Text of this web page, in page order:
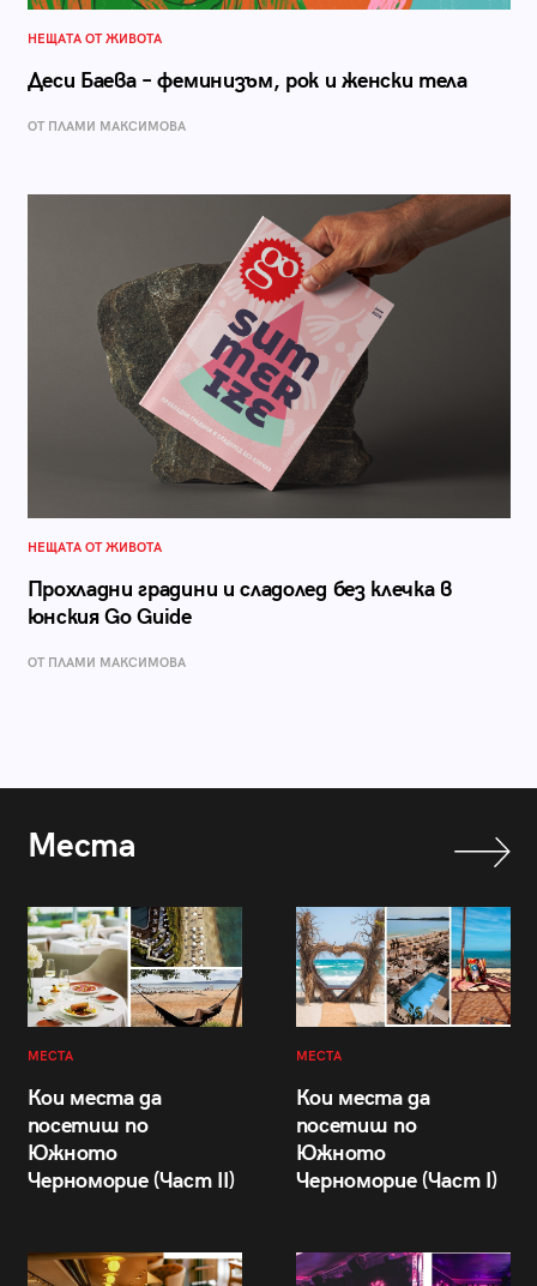
НЕЩАТА ОТ ЖИВОТА
Деси Баева – феминизъм, рок и женски тела
ОТ ПЛАМИ МАКСИМОВА
НЕЩАТА ОТ ЖИВОТА
Прохладни градини и сладолед без клечка в
юнския Go Guide
ОТ ПЛАМИ МАКСИМОВА
Места
МЕСТА
Кои места да
посетиш по
Южното
Черноморие (Част II)
МЕСТА
Кои места да
посетиш по
Южното
Черноморие (Част I)